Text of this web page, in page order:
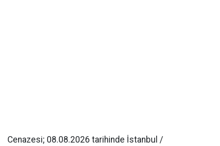
Cenazesi; 08.08.2026 tarihinde İstanbul /